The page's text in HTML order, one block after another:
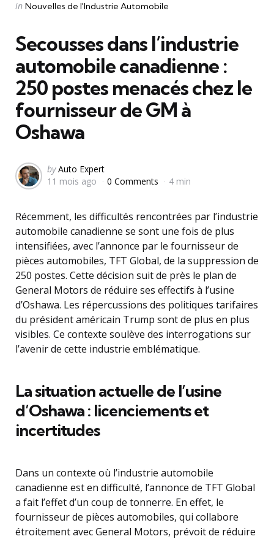
Categories
Posted
in Nouvelles de l'Industrie Automobile
Secousses dans l’industrie
automobile canadienne :
250 postes menacés chez le
fournisseur de GM à
Oshawa
Posted
by
by Auto Expert
11 mois ago
0 Comments 4 min
Récemment, les difficultés rencontrées par l’industrie
automobile canadienne se sont une fois de plus
intensifiées, avec l’annonce par le fournisseur de
pièces automobiles, TFT Global, de la suppression de
250 postes. Cette décision suit de près le plan de
General Motors de réduire ses effectifs à l’usine
d’Oshawa. Les répercussions des politiques tarifaires
du président américain Trump sont de plus en plus
visibles. Ce contexte soulève des interrogations sur
l’avenir de cette industrie emblématique.
La situation actuelle de l’usine
d’Oshawa : licenciements et
incertitudes
Dans un contexte où l’industrie automobile
canadienne est en difficulté, l’annonce de TFT Global
a fait l’effet d’un coup de tonnerre. En effet, le
fournisseur de pièces automobiles, qui collabore
étroitement avec General Motors, prévoit de réduire